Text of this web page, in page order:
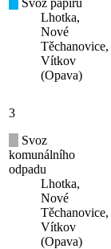
Lhotka,
Nové
Těchanovice,
Vítkov
(Opava)
3
Svoz
komunálního
odpadu
Lhotka,
Nové
Těchanovice,
Vítkov
(Opava)